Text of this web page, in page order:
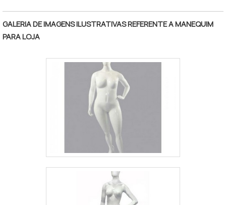
GALERIA DE IMAGENS ILUSTRATIVAS REFERENTE A MANEQUIM
PARA LOJA